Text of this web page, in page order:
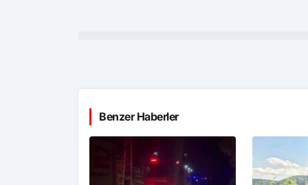
Benzer Haberler